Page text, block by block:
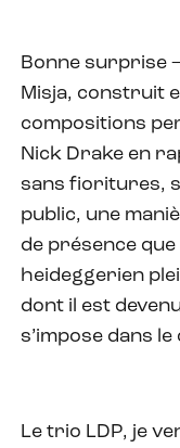
Bonne surprise
Misja, construit
compositions
Nick Drake en
sans fioritures,
public, une
de présence que
heideggerien
dont il est
s’impose dans
Le trio LDP, je